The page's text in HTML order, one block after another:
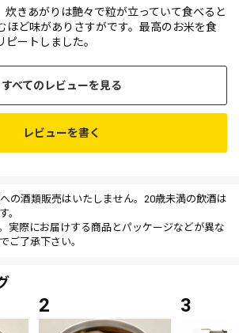
炊きあがりは艶々で粒が立っていて食べると
ほど味がありさすがです。最高のお米を食
ートしました。
すべてのレビューを見る
レビューを書く
の酒類販売はいたしません。20歳未満の飲酒は
。
実際にお届けする商品とパッケージなどが異な
ご了承下さい。